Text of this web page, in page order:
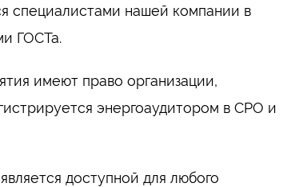
специалистами нашей компании в
ГОСТа.
имеют право организации,
энергоаудитором в СРО и
доступной для любого